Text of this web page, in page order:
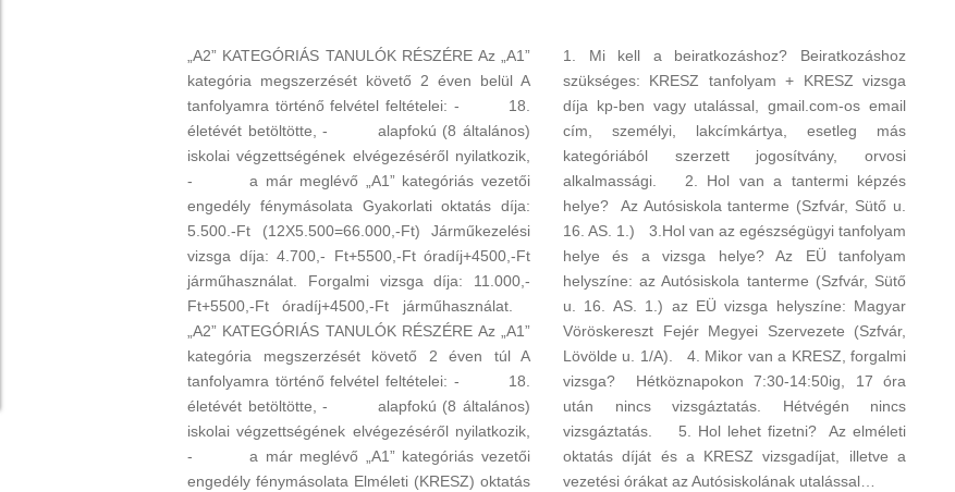
„A2” KATEGÓRIÁS TANULÓK RÉSZÉRE Az „A1”
kategória megszerzését követő 2 éven belül A
tanfolyamra történő felvétel feltételei: - 18.
életévét betöltötte, - alapfokú (8 általános)
iskolai végzettségének elvégezéséről nyilatkozik,
- a már meglévő „A1” kategóriás vezetői
engedély fénymásolata Gyakorlati oktatás díja:
5.500.-Ft (12X5.500=66.000,-Ft) Járműkezelési
vizsga díja: 4.700,- Ft+5500,-Ft óradíj+4500,-Ft
járműhasználat. Forgalmi vizsga díja: 11.000,-
Ft+5500,-Ft óradíj+4500,-Ft járműhasználat.
„A2” KATEGÓRIÁS TANULÓK RÉSZÉRE Az „A1”
kategória megszerzését követő 2 éven túl A
tanfolyamra történő felvétel feltételei: - 18.
életévét betöltötte, - alapfokú (8 általános)
iskolai végzettségének elvégezéséről nyilatkozik,
- a már meglévő „A1” kategóriás vezetői
engedély fénymásolata Elméleti (KRESZ) oktatás
1. Mi kell a beiratkozáshoz? Beiratkozáshoz
szükséges: KRESZ tanfolyam + KRESZ vizsga
díja kp-ben vagy utalással, gmail.com-os email
cím, személyi, lakcímkártya, esetleg más
kategóriából szerzett jogosítvány, orvosi
alkalmassági. 2. Hol van a tantermi képzés
helye? Az Autósiskola tanterme (Szfvár, Sütő u.
16. AS. 1.) 3.Hol van az egészségügyi tanfolyam
helye és a vizsga helye? Az EÜ tanfolyam
helyszíne: az Autósiskola tanterme (Szfvár, Sütő
u. 16. AS. 1.) az EÜ vizsga helyszíne: Magyar
Vöröskereszt Fejér Megyei Szervezete (Szfvár,
Lövölde u. 1/A). 4. Mikor van a KRESZ, forgalmi
vizsga? Hétköznapokon 7:30-14:50ig, 17 óra
után nincs vizsgáztatás. Hétvégén nincs
vizsgáztatás. 5. Hol lehet fizetni? Az elméleti
oktatás díját és a KRESZ vizsgadíjat, illetve a
vezetési órákat az Autósiskolának utalással…